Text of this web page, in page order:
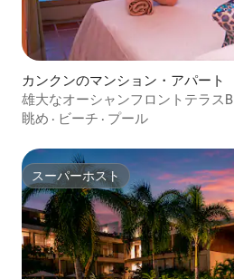
カンクンのマンション・アパート
雄大なオーシャンフロントテラスB
眺め · ビーチ · プール
スーパーホスト
スーパーホスト